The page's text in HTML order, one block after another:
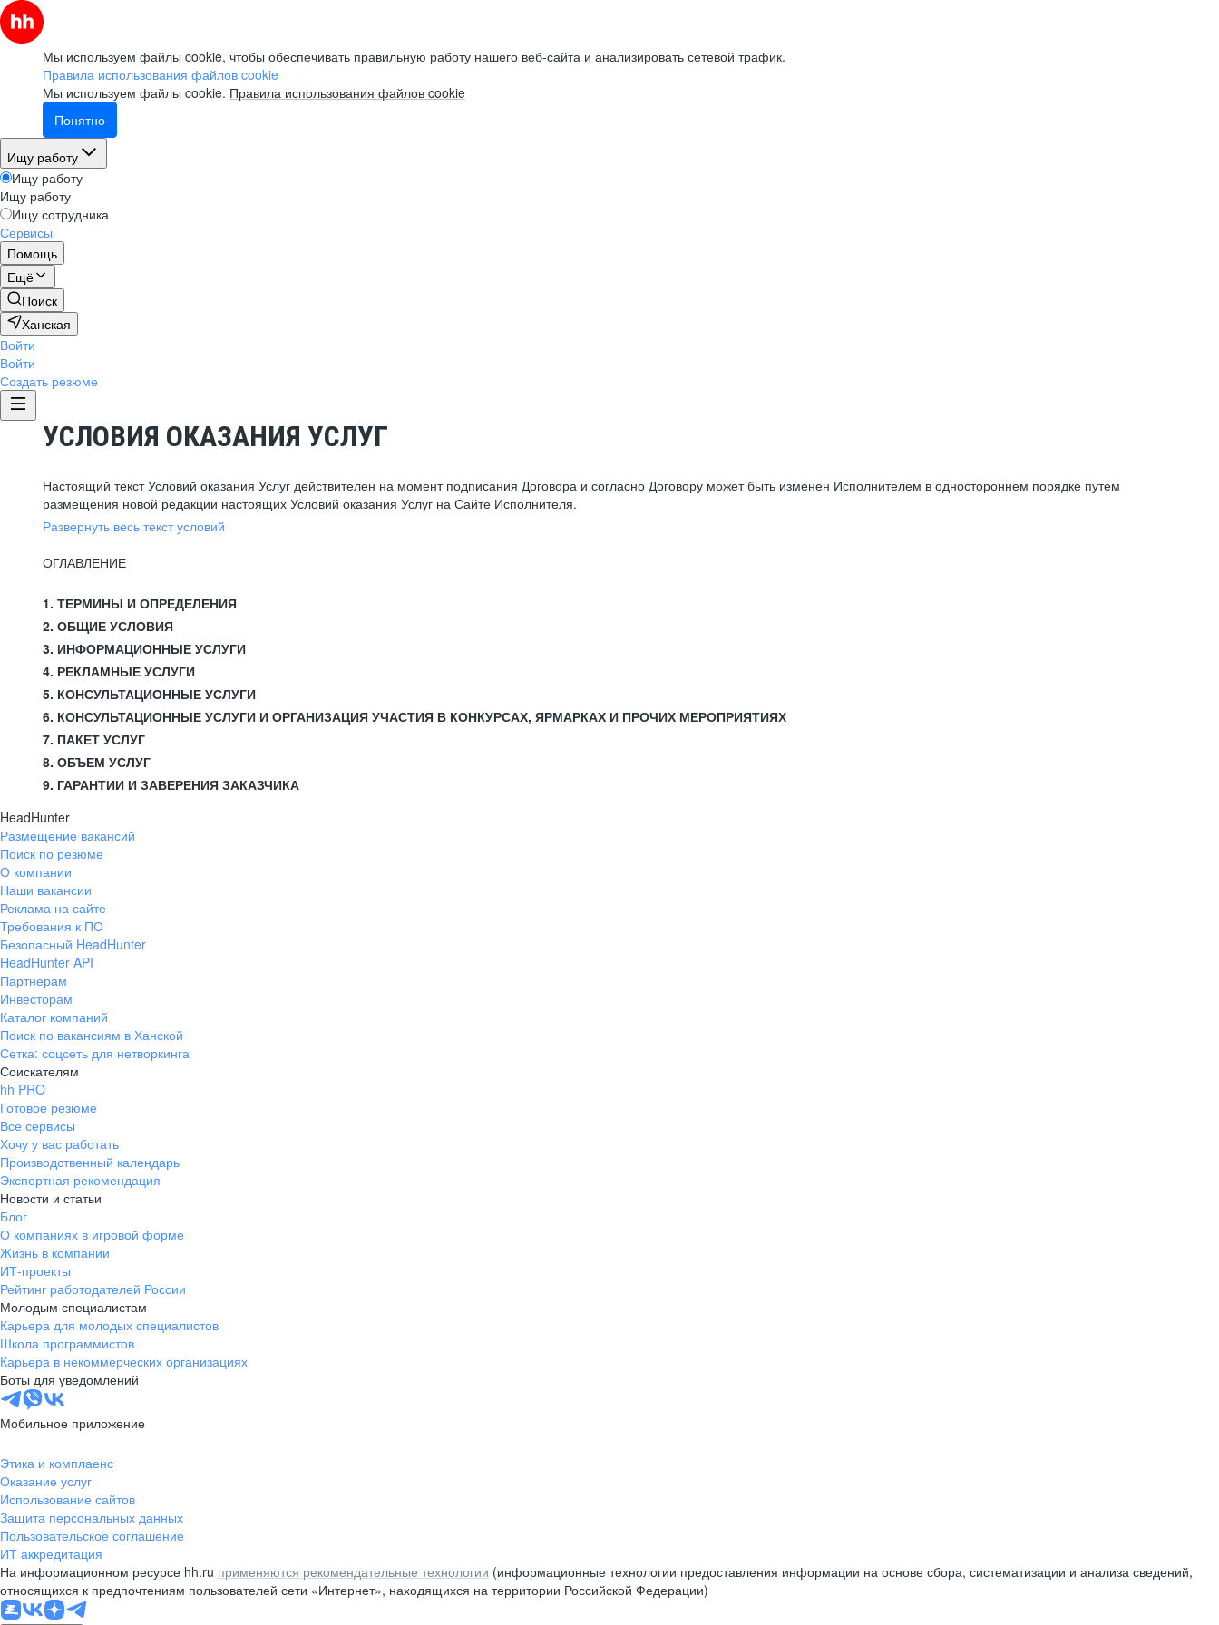
Мы используем файлы cookie, чтобы обеспечивать правильную работу нашего веб-сайта и анализировать сетевой трафик.
Правила использования файлов cookie
Мы используем файлы cookie. Правила использования файлов cookie
Понятно
Ищу работу
Ищу работу
Ищу работу
Ищу сотрудника
Сервисы
Помощь
Ещё
Поиск
Ханская
Войти
Войти
Создать резюме
УСЛОВИЯ ОКАЗАНИЯ УСЛУГ
Настоящий текст Условий оказания Услуг действителен на момент подписания Договора и согласно Договору может быть изменен Исполнителем в одностороннем порядке путем
размещения новой редакции настоящих Условий оказания Услуг на Сайте Исполнителя.
Развернуть весь текст условий
ОГЛАВЛЕНИЕ
1. ТЕРМИНЫ И ОПРЕДЕЛЕНИЯ
2. ОБЩИЕ УСЛОВИЯ
3. ИНФОРМАЦИОННЫЕ УСЛУГИ
4. РЕКЛАМНЫЕ УСЛУГИ
5. КОНСУЛЬТАЦИОННЫЕ УСЛУГИ
6. КОНСУЛЬТАЦИОННЫЕ УСЛУГИ И ОРГАНИЗАЦИЯ УЧАСТИЯ В КОНКУРСАХ, ЯРМАРКАХ И ПРОЧИХ МЕРОПРИЯТИЯХ
7. ПАКЕТ УСЛУГ
8. ОБЪЕМ УСЛУГ
9. ГАРАНТИИ И ЗАВЕРЕНИЯ ЗАКАЗЧИКА
HeadHunter
Размещение вакансий
Поиск по резюме
О компании
Наши вакансии
Реклама на сайте
Требования к ПО
Безопасный HeadHunter
HeadHunter API
Партнерам
Инвесторам
Каталог компаний
Поиск по вакансиям в Ханской
Сетка: соцсеть для нетворкинга
Соискателям
hh PRO
Готовое резюме
Все сервисы
Хочу у вас работать
Производственный календарь
Экспертная рекомендация
Новости и статьи
Блог
О компаниях в игровой форме
Жизнь в компании
ИТ-проекты
Рейтинг работодателей России
Молодым специалистам
Карьера для молодых специалистов
Школа программистов
Карьера в некоммерческих организациях
Боты для уведомлений
Мобильное приложение
Этика и комплаенс
Оказание услуг
Использование сайтов
Защита персональных данных
Пользовательское соглашение
ИТ аккредитация
На информационном ресурсе hh.ru применяются рекомендательные технологии (информационные технологии предоставления информации на основе сбора, систематизации и анализа сведений,
относящихся к предпочтениям пользователей сети «Интернет», находящихся на территории Российской Федерации)